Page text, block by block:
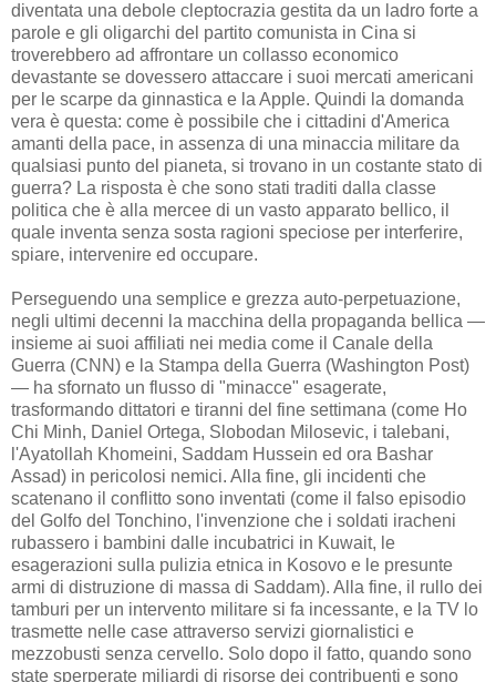
diventata una debole cleptocrazia gestita da un ladro forte a
parole e gli oligarchi del partito comunista in Cina si
troverebbero ad affrontare un collasso economico
devastante se dovessero attaccare i suoi mercati americani
per le scarpe da ginnastica e la Apple. Quindi la domanda
vera è questa: come è possibile che i cittadini d'America
amanti della pace, in assenza di una minaccia militare da
qualsiasi punto del pianeta, si trovano in un costante stato di
guerra? La risposta è che sono stati traditi dalla classe
politica che è alla mercee di un vasto apparato bellico, il
quale inventa senza sosta ragioni speciose per interferire,
spiare, intervenire ed occupare.
Perseguendo una semplice e grezza auto-perpetuazione,
negli ultimi decenni la macchina della propaganda bellica —
insieme ai suoi affiliati nei media come il Canale della
Guerra (CNN) e la Stampa della Guerra (Washington Post)
— ha sfornato un flusso di "minacce" esagerate,
trasformando dittatori e tiranni del fine settimana (come Ho
Chi Minh, Daniel Ortega, Slobodan Milosevic, i talebani,
l'Ayatollah Khomeini, Saddam Hussein ed ora Bashar
Assad) in pericolosi nemici. Alla fine, gli incidenti che
scatenano il conflitto sono inventati (come il falso episodio
del Golfo del Tonchino, l'invenzione che i soldati iracheni
rubassero i bambini dalle incubatrici in Kuwait, le
esagerazioni sulla pulizia etnica in Kosovo e le presunte
armi di distruzione di massa di Saddam). Alla fine, il rullo dei
tamburi per un intervento militare si fa incessante, e la TV lo
trasmette nelle case attraverso servizi giornalistici e
mezzobusti senza cervello. Solo dopo il fatto, quando sono
state sperperate miliardi di risorse dei contribuenti e sono